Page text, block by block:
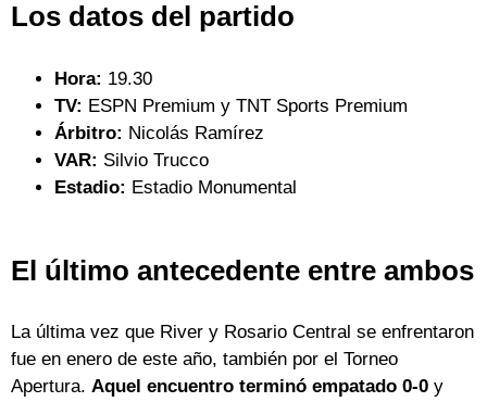
Los datos del partido
Hora: 19.30
TV: ESPN Premium y TNT Sports Premium
Árbitro: Nicolás Ramírez
VAR: Silvio Trucco
Estadio: Estadio Monumental
El último antecedente entre ambos
La última vez que River y Rosario Central se enfrentaron
fue en enero de este año, también por el Torneo
Apertura. Aquel encuentro terminó empatado 0-0 y